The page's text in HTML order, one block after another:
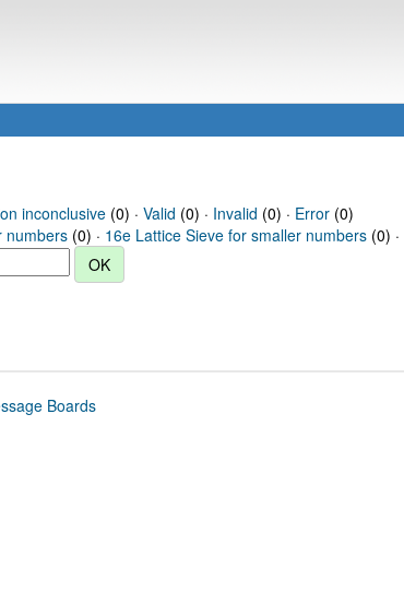
inconclusive(0) · Valid (0) · Invalid (0) · Error(0)
numbers (0) · 16e Lattice Sieve for smaller numbers (0) ·
Boards